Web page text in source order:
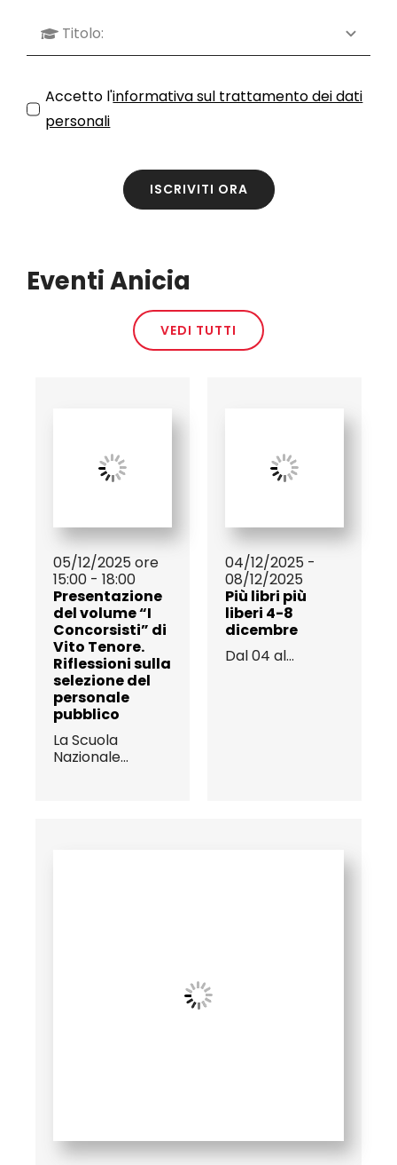
Accetto l'informativa sul trattamento dei dati
personali
ISCRIVITI ORA
Eventi Anicia
VEDI TUTTI
05/12/2025 ore
15:00 - 18:00
Presentazione
del volume “I
Concorsisti” di
Vito Tenore.
Riflessioni sulla
selezione del
personale
pubblico
La Scuola
Nazionale...
04/12/2025 -
08/12/2025
Più libri più
liberi 4-8
dicembre
Dal 04 al...